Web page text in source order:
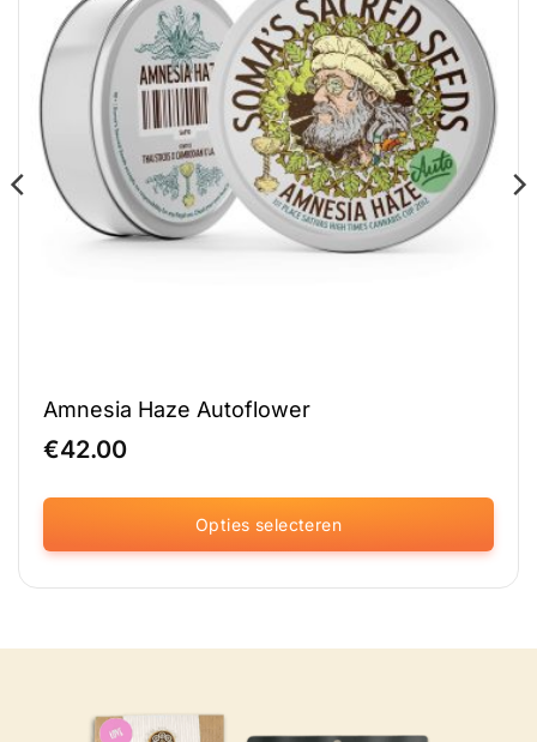
Amnesia Haze Autoflower
€42.00
Opties selecteren
Dit
product